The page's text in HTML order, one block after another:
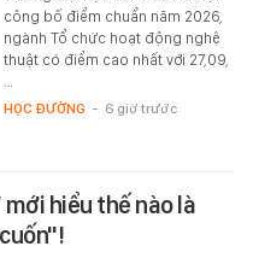
công bố điểm chuẩn năm 2026,
ngành Tổ chức hoạt động nghệ
thuật có điểm cao nhất với 27,09,
HỌC ĐƯỜNG - 6 giờ trước
mới hiểu thế nào là